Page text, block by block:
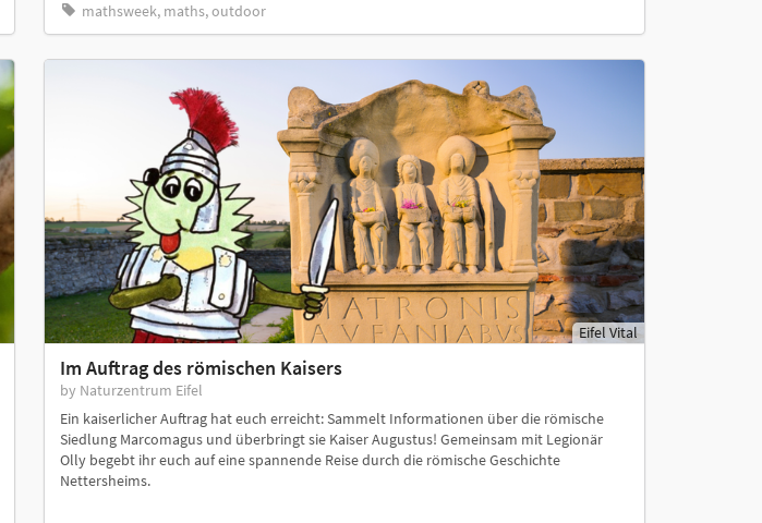
mathsweek, maths, outdoor
Eifel Vital
Im Auftrag des römischen Kaisers
by Naturzentrum Eifel
Ein kaiserlicher Auftrag hat euch erreicht: Sammelt Informationen über die römische
Siedlung Marcomagus und überbringt sie Kaiser Augustus! Gemeinsam mit Legionär
Olly begebt ihr euch auf eine spannende Reise durch die römische Geschichte
Nettersheims.